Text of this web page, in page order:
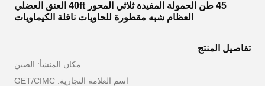
45 طن الحمولة المفيدة ثلاثي المحور 40ft العنق العضلي
العظام شبه مقطورة للحاويات ناقلة الكيماويات
تفاصيل المنتج
مكان المنشأ: الصين
اسم العلامة التجارية: GET/CIMC